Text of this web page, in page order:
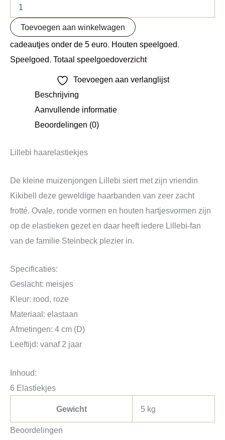
Toevoegen aan winkelwagen
cadeautjes onder de 5 euro, Houten speelgoed,
Speelgoed, Totaal speelgoedoverzicht
Toevoegen aan verlanglijst
Beschrijving
Aanvullende informatie
Beoordelingen (0)
Lillebi haarelastiekjes
De kleine muizenjongen Lillebi siert met zijn vriendin
Kikibell deze geweldige haarbanden van zeer zacht
frotté. Ovale, ronde vormen en houten hartjesvormen zijn
op de elastieken gezet en daar heeft iedere Lillebi-fan
van de familie Steinbeck plezier in.
Specificaties:
Geslacht: meisjes
Kleur: rood, roze
Materiaal: elastaan
Afmetingen: 4 cm (D)
Leeftijd: vanaf 2 jaar
Inhoud:
6 Elastiekjes
Gewicht 5 kg
Beoordelingen